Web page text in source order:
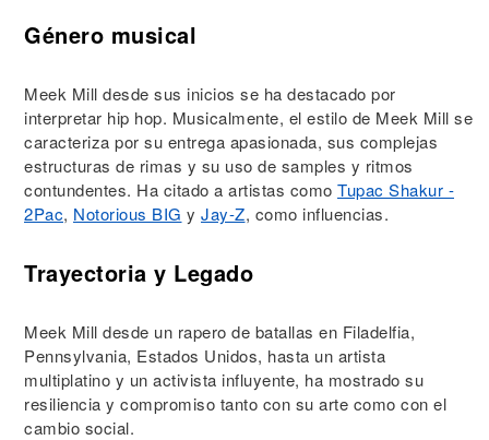
Género musical
Meek Mill desde sus inicios se ha destacado por
interpretar hip hop. Musicalmente, el estilo de Meek Mill se
caracteriza por su entrega apasionada, sus complejas
estructuras de rimas y su uso de samples y ritmos
contundentes. Ha citado a artistas como Tupac Shakur -
2Pac, Notorious BIG y Jay-Z, como influencias.
Trayectoria y Legado
Meek Mill desde un rapero de batallas en Filadelfia,
Pennsylvania, Estados Unidos, hasta un artista
multiplatino y un activista influyente, ha mostrado su
resiliencia y compromiso tanto con su arte como con el
cambio social.